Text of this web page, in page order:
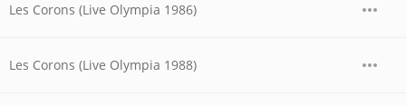
Les Corons (Live Olympia 1986)
Les Corons (Live Olympia 1988)